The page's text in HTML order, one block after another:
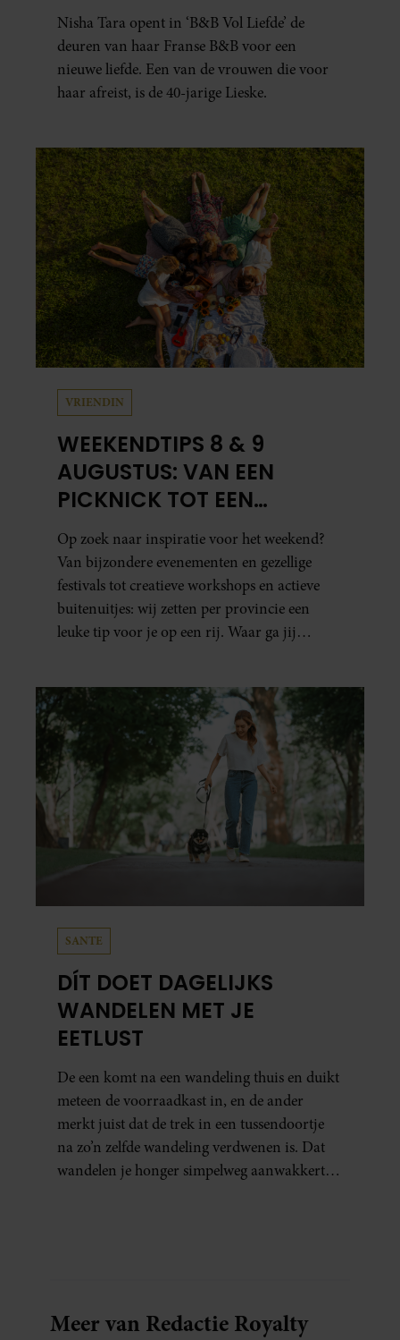
ZORGT VOOR VRAGEN
Nisha Tara opent in ‘B&B Vol Liefde’ de
deuren van haar Franse B&B voor een
nieuwe liefde. Een van de vrouwen die voor
haar afreist, is de 40-jarige Lieske.
VRIENDIN
WEEKENDTIPS 8 & 9
AUGUSTUS: VAN EEN
PICKNICK TOT EEN
VOGELHUISJE MAKEN
Op zoek naar inspiratie voor het weekend?
Van bijzondere evenementen en gezellige
festivals tot creatieve workshops en actieve
buitenuitjes: wij zetten per provincie een
leuke tip voor je op een rij. Waar ga jij
SANTE
DÍT DOET DAGELIJKS
WANDELEN MET JE
EETLUST
De een komt na een wandeling thuis en duikt
meteen de voorraadkast in, en de ander
merkt juist dat de trek in een tussendoortje
na zo’n zelfde wandeling verdwenen is. Dat
wandelen je honger simpelweg aanwakkert,
Meer van Redactie Royalty